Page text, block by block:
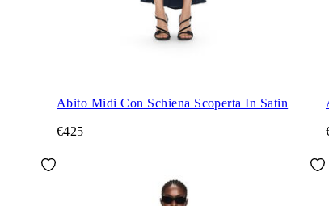
Abito Midi Con Schiena Scoperta In Satin
€425